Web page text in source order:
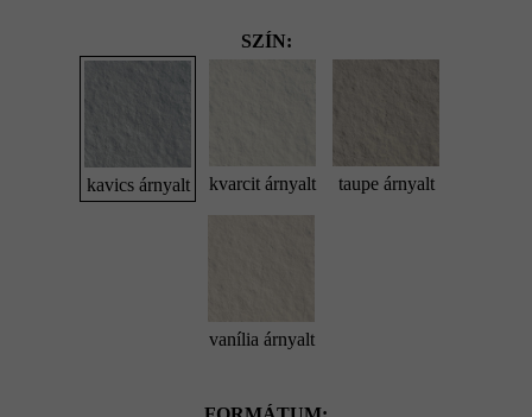
SZÍN:
kavics árnyalt kvarcit árnyalt taupe árnyalt
vanília árnyalt